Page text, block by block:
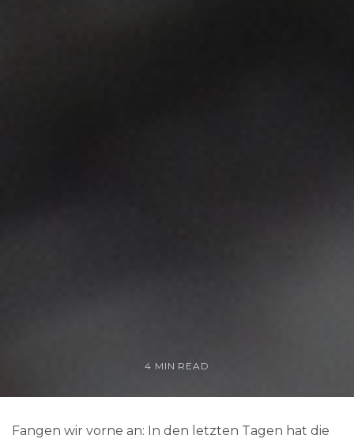
4 MIN READ
Fangen wir vorne an: In den letzten Tagen hat die